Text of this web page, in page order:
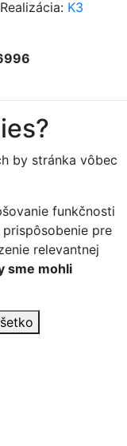
Realizácia: K3
by stránka vôbec
funkčnosti
pre
relevantnej
sme mohli